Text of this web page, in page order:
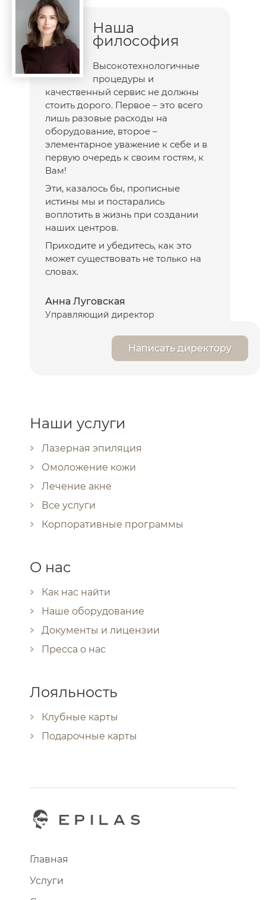
Наша
философия
Высокотехнологичные
процедуры и
качественный сервис не должны
стоить дорого. Первое – это всего
лишь разовые расходы на
оборудование, второе –
элементарное уважение к себе и в
первую очередь к своим гостям, к
Вам!
Эти, казалось бы, прописные
истины мы и постарались
воплотить в жизнь при создании
наших центров.
Приходите и убедитесь, как это
может существовать не только на
словах.
Анна Луговская
Управляющий директор
Написать директору
Наши услуги
Лазерная эпиляция
Омоложение кожи
Лечение акне
Все услуги
Корпоративные программы
О нас
Как нас найти
Наше оборудование
Документы и лицензии
Пресса о нас
Лояльность
Клубные карты
Подарочные карты
Главная
Услуги